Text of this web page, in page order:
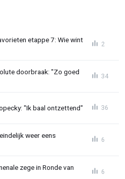
etappe 7: Wie wint
2
doorbraak: "Zo goed
34
"Ik baal ontzettend" 36
weer eens
6
zege in Ronde van
6